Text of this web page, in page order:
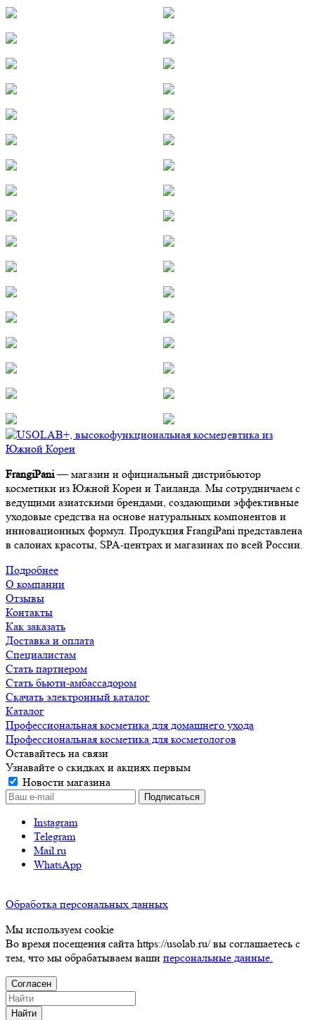
FrangiPani— магазин и официальный дистрибьютор
косметики из Южной Кореи и Таиланда. Мы сотрудничаем с
ведущими азиатскими брендами, создающими эффективные
уходовые средства на основе натуральных компонентов и
инновационных формул. Продукция FrangiPani представлена
в салонах красоты, SPA-центрах и магазинах по всей России.
Подробнее
О компании
Отзывы
Контакты
Как заказать
Доставка и оплата
Специалистам
Стать партнером
Стать бьюти-амбассадором
Скачать электронный каталог
Каталог
Профессиональная косметика для домашнего ухода
Профессиональная косметика для косметологов
Оставайтесь на связи
Узнавайте о скидках и акциях первым
Новости магазина
Instagram
Telegram
Mail.ru
WhatsApp
Обработка персональных данных
Мы используем cookie
Во время посещения сайта https://usolab.ru/ вы соглашаетесь с
тем, что мы обрабатываем ваши персональные данные.
Согласен
Найти